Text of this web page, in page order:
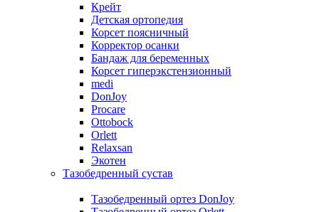
Крейт
Детская ортопедия
Корсет поясничный
Корректор осанки
Бандаж для беременных
Корсет гиперэкстензионный
medi
DonJoy
Procare
Ottobock
Orlett
Relaxsan
Экотен
Тазобедренный сустав
Тазобедренный ортез DonJoy